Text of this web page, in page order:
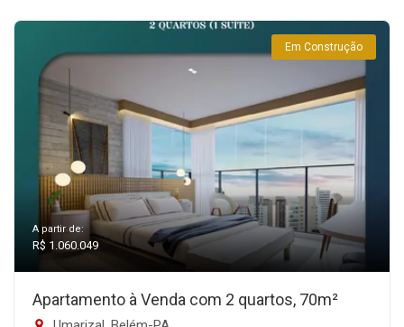
Em Construção
A partir de:
R$ 1.060.049
Apartamento à Venda com 2 quartos, 70m²